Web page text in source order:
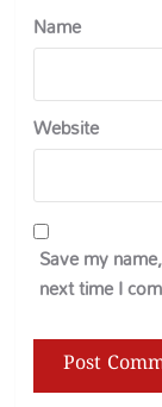
Name
Website
Save my
next time I